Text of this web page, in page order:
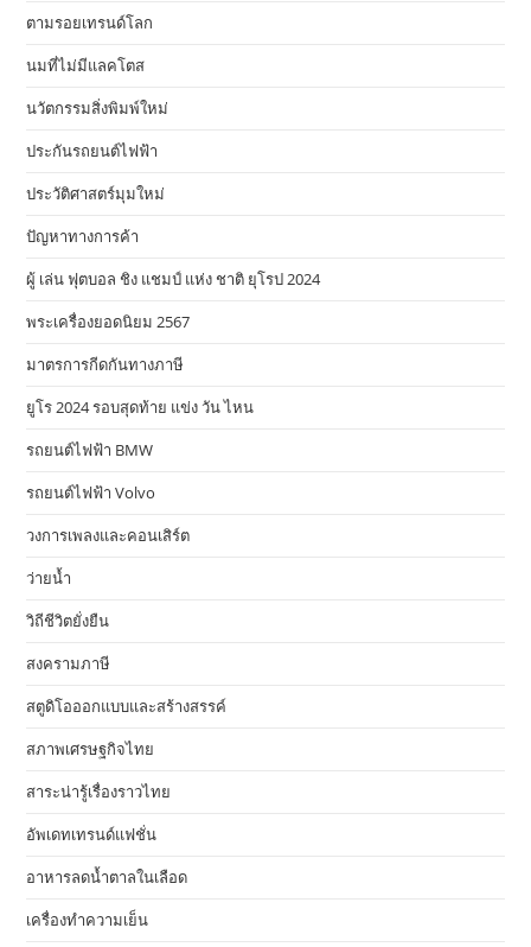
ตามรอยเทรนด์โลก
นมที่ไม่มีแลคโตส
นวัตกรรมสิ่งพิมพ์ใหม่
ประกันรถยนต์ไฟฟ้า
ประวัติศาสตร์มุมใหม่
ปัญหาทางการค้า
ผู้ เล่น ฟุตบอล ชิง แชมป์ แห่ง ชาติ ยุโรป 2024
พระเครื่องยอดนิยม 2567
มาตรการกีดกันทางภาษี
ยูโร 2024 รอบสุดท้าย แข่ง วัน ไหน
รถยนต์ไฟฟ้า BMW
รถยนต์ไฟฟ้า Volvo
วงการเพลงและคอนเสิร์ต
ว่ายน้ำ
วิถีชีวิตยั่งยืน
สงครามภาษี
สตูดิโอออกแบบและสร้างสรรค์
สภาพเศรษฐกิจไทย
สาระน่ารู้เรื่องราวไทย
อัพเดทเทรนด์แฟชั่น
อาหารลดน้ำตาลในเลือด
เครื่องทำความเย็น